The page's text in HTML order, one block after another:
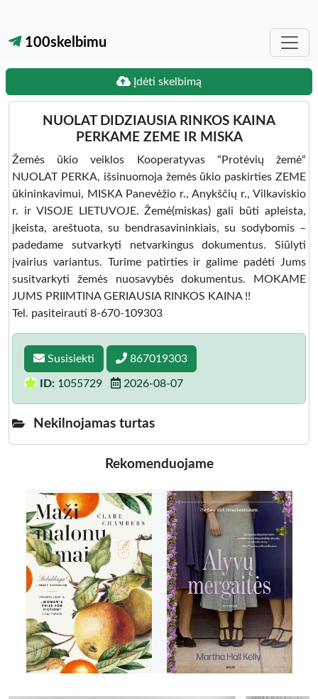
100skelbimu
Įdėti skelbimą
NUOLAT DIDZIAUSIA RINKOS KAINA
PERKAME ZEME IR MISKA
Žemės ūkio veiklos Kooperatyvas “Protėvių žemė“
NUOLAT PERKA, išsinuomoja žemės ūkio paskirties ZEME
ūkininkavimui, MISKA Panevėžio r., Anykščių r., Vilkaviskio
r. ir VISOJE LIETUVOJE. Žemė(miskas) gali būti apleista,
įkeista, areštuota, su bendrasavininkiais, su sodybomis –
padedame sutvarkyti netvarkingus dokumentus. Siūlyti
įvairius variantus. Turime patirties ir galime padėti Jums
susitvarkyti žemės nuosavybės dokumentus. MOKAME
JUMS PRIIMTINA GERIAUSIA RINKOS KAINA !!
Tel. pasiteirauti 8-670-109303
Susisiekti 867019303
ID: 1055729 2026-08-07
Nekilnojamas turtas
Rekomenduojame